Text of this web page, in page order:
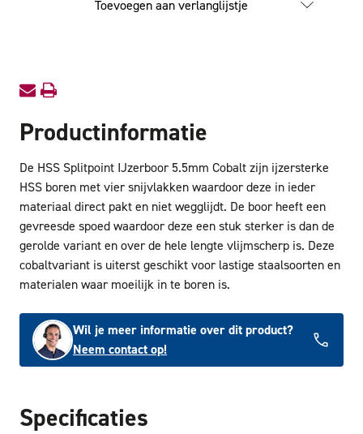
Toevoegen aan verlanglijstje
Productinformatie
De HSS Splitpoint IJzerboor 5.5mm Cobalt zijn ijzersterke
HSS boren met vier snijvlakken waardoor deze in ieder
materiaal direct pakt en niet wegglijdt. De boor heeft een
gevreesde spoed waardoor deze een stuk sterker is dan de
gerolde variant en over de hele lengte vlijmscherp is. Deze
cobaltvariant is uiterst geschikt voor lastige staalsoorten en
materialen waar moeilijk in te boren is.
Wil je meer informatie over dit product?
Neem contact op!
Specificaties